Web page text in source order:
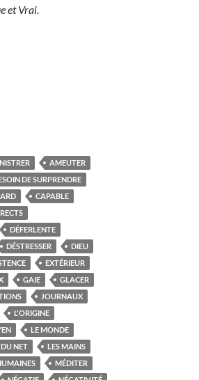
et Vrai.
AMEUTER
DE SURPRENDRE
CAPABLE
DÉFERLENTE
DÉSTRESSER
DIEU
EXTÉRIEUR
GAIE
GLACER
JOURNAUX
L'ORIGINE
LE MONDE
NET
LES MAINS
MÉDITER